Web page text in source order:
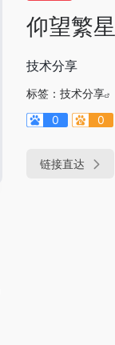
仰望繁
技术分享
标签： 技术分享
0
0
链接直达